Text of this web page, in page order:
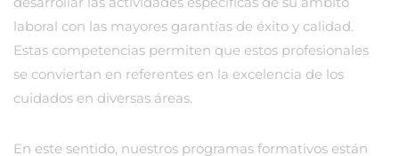
laboral con las mayores garantías de éxito y calidad.
Estas competencias permiten que estos profesionales
se conviertan en referentes en la excelencia de los
cuidados en diversas áreas.
En este sentido, nuestros programas formativos están